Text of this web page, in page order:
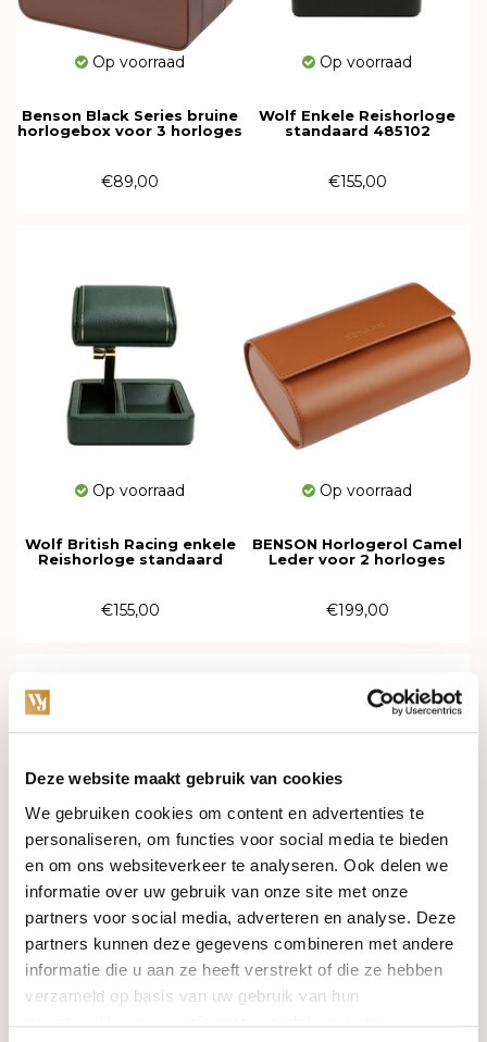
Deze website maakt gebruik van cookies
We gebruiken cookies om content en advertenties te
personaliseren, om functies voor social media te bieden
en om ons websiteverkeer te analyseren. Ook delen we
informatie over uw gebruik van onze site met onze
partners voor social media, adverteren en analyse. Deze
partners kunnen deze gegevens combineren met andere
informatie die u aan ze heeft verstrekt of die ze hebben
verzameld op basis van uw gebruik van hun
Op voorraad
Benson Black Series bruine
horlogebox voor 3 horloges
€89,00
Op voorraad
Wolf Enkele Reishorloge
standaard 485102
€155,00
Op voorraad
Wolf British Racing enkele
Reishorloge standaard
€155,00
Op voorraad
BENSON Horlogerol Camel
Leder voor 2 horloges
€199,00
Op voorraad
Wolf British Racing
Horlogebox voor 3 horloges
792941
Op voorraad
Wolf British Racing enkele
Reishorloge standaard
485402